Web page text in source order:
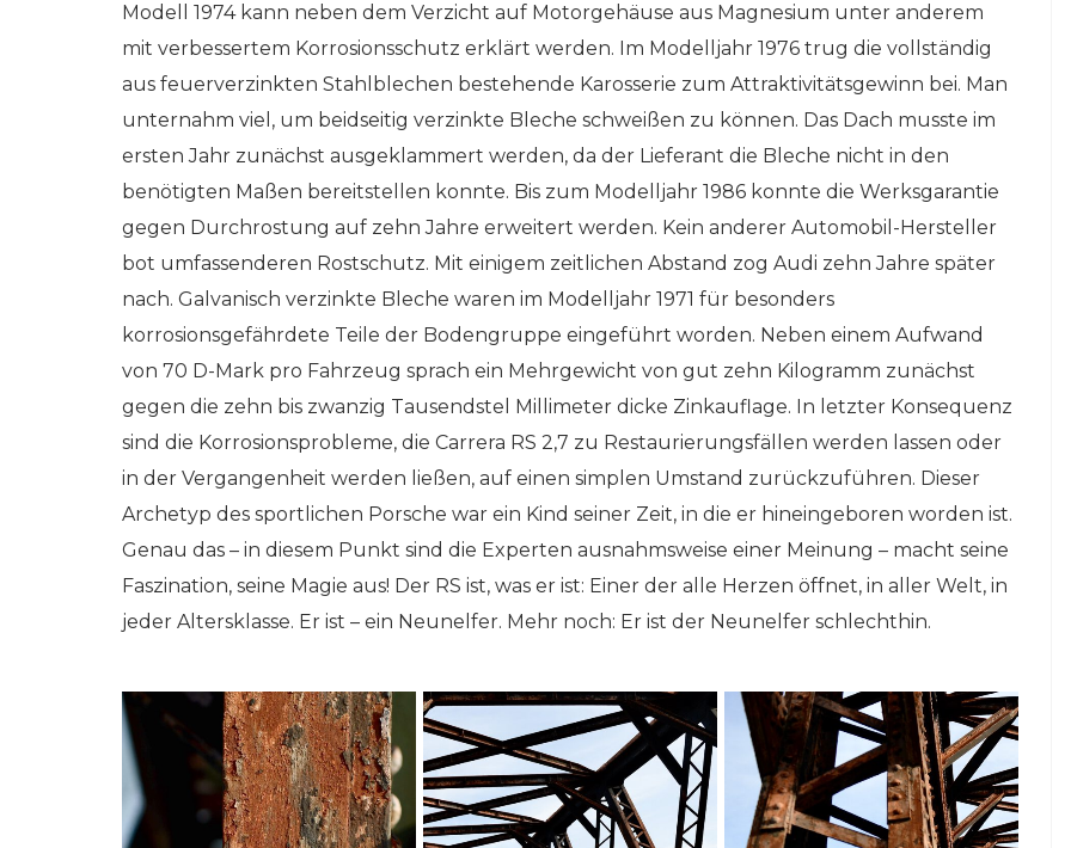
Modell 1974 kann neben dem Verzicht auf Motorgehäuse aus Magnesium unter anderem
mit verbessertem Korrosionsschutz erklärt werden. Im Modelljahr 1976 trug die vollständig
aus feuerverzinkten Stahlblechen bestehende Karosserie zum Attraktivitätsgewinn bei. Man
unternahm viel, um beidseitig verzinkte Bleche schweißen zu können. Das Dach musste im
ersten Jahr zunächst ausgeklammert werden, da der Lieferant die Bleche nicht in den
benötigten Maßen bereitstellen konnte. Bis zum Modelljahr 1986 konnte die Werksgarantie
gegen Durchrostung auf zehn Jahre erweitert werden. Kein anderer Automobil-Hersteller
bot umfassenderen Rostschutz. Mit einigem zeitlichen Abstand zog Audi zehn Jahre später
nach. Galvanisch verzinkte Bleche waren im Modelljahr 1971 für besonders
korrosionsgefährdete Teile der Bodengruppe eingeführt worden. Neben einem Aufwand
von 70 D-Mark pro Fahrzeug sprach ein Mehrgewicht von gut zehn Kilogramm zunächst
gegen die zehn bis zwanzig Tausendstel Millimeter dicke Zinkauflage. In letzter Konsequenz
sind die Korrosionsprobleme, die Carrera RS 2,7 zu Restaurierungsfällen werden lassen oder
in der Vergangenheit werden ließen, auf einen simplen Umstand zurückzuführen. Dieser
Archetyp des sportlichen Porsche war ein Kind seiner Zeit, in die er hineingeboren worden ist.
Genau das – in diesem Punkt sind die Experten ausnahmsweise einer Meinung – macht seine
Faszination, seine Magie aus! Der RS ist, was er ist: Einer der alle Herzen öffnet, in aller Welt, in
jeder Altersklasse. Er ist – ein Neunelfer. Mehr noch: Er ist der Neunelfer schlechthin.